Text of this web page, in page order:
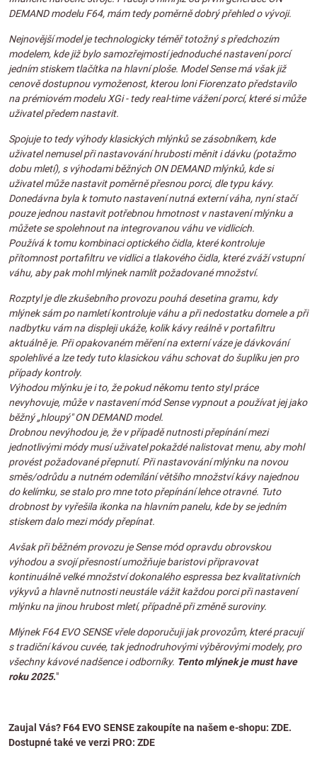
DEMAND modelu F64, mám tedy poměrně dobrý přehled o vývoji.
Nejnovější model je technologicky téměř totožný s předchozím
modelem, kde již bylo samozřejmostí jednoduché nastavení porcí
jedním stiskem tlačítka na hlavní ploše. Model Sense má však již
cenově dostupnou vymoženost, kterou loni Fiorenzato představilo
na prémiovém modelu XGi - tedy real-time vážení porcí, které si může
uživatel předem nastavit.
Spojuje to tedy výhody klasických mlýnků se zásobníkem, kde
uživatel nemusel při nastavování hrubosti měnit i dávku (potažmo
dobu mletí), s výhodami běžných ON DEMAND mlýnků, kde si
uživatel může nastavit poměrně přesnou porci, dle typu kávy.
Donedávna byla k tomuto nastavení nutná externí váha, nyní stačí
pouze jednou nastavit potřebnou hmotnost v nastavení mlýnku a
můžete se spolehnout na integrovanou váhu ve vidlicích.
Používá k tomu kombinaci optického čidla, které kontroluje
přítomnost portafiltru ve vidlici a tlakového čidla, které zváží vstupní
váhu, aby pak mohl mlýnek namlít požadované množství.
Rozptyl je dle zkušebního provozu pouhá desetina gramu, kdy
mlýnek sám po namletí kontroluje váhu a při nedostatku domele a při
nadbytku vám na displeji ukáže, kolik kávy reálně v portafiltru
aktuálně je. Při opakovaném měření na externí váze je dávkování
spolehlivé a lze tedy tuto klasickou váhu schovat do šuplíku jen pro
případy kontroly.
Výhodou mlýnku je i to, že pokud někomu tento styl práce
nevyhovuje, může v nastavení mód Sense vypnout a používat jej jako
běžný „hloupý" ON DEMAND model.
Drobnou nevýhodou je, že v případě nutnosti přepínání mezi
jednotlivými módy musí uživatel pokaždé nalistovat menu, aby mohl
provést požadované přepnutí. Při nastavování mlýnku na novou
směs/odrůdu a nutném odemílání většího množství kávy najednou
do kelímku, se stalo pro mne toto přepínání lehce otravné. Tuto
drobnost by vyřešila ikonka na hlavním panelu, kde by se jedním
stiskem dalo mezi módy přepínat.
Avšak při běžném provozu je Sense mód opravdu obrovskou
výhodou a svojí přesností umožňuje baristovi připravovat
kontinuálně velké množství dokonalého espressa bez kvalitativních
výkyvů a hlavně nutnosti neustále vážit každou porci při nastavení
mlýnku na jinou hrubost mletí, případně při změně suroviny.
Mlýnek F64 EVO SENSE vřele doporučuji jak provozům, které pracují
s tradiční kávou cuvée, tak jednodruhovými výběrovými modely, pro
všechny kávové nadšence i odborníky. Tento mlýnek je must have
roku 2025."
Zaujal Vás? F64 EVO SENSE zakoupíte na našem e-shopu: ZDE.
Dostupné také ve verzi PRO: ZDE